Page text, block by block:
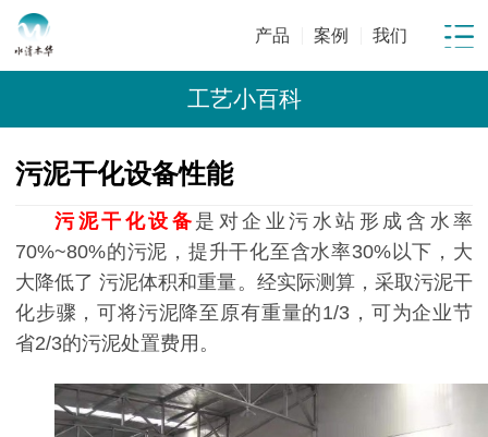
产品 案例 我们
工艺小百科
污泥干化设备性能
污泥干化设备 是对企业污水站形成含水率
70%~80%的污泥，提升干化至含水率30%以下，大
大降低了 污泥体积和重量。经实际测算，采取污泥干
化步骤，可将污泥降至原有重量的1/3，可为企业节
省2/3的污泥处置费用。